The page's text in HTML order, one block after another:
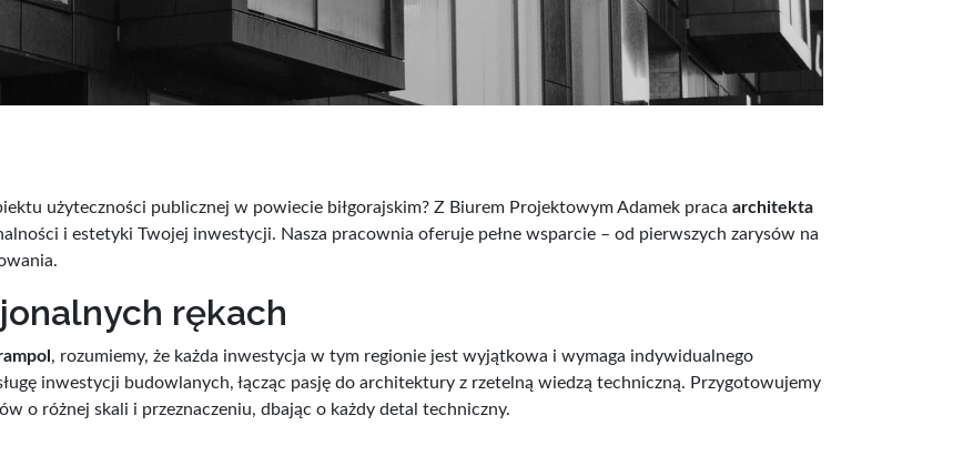
użyteczności publicznej w powiecie biłgorajskim? Z Biurem Projektowym Adamek praca architekta
i estetyki Twojej inwestycji. Nasza pracownia oferuje pełne wsparcie – od pierwszych zarysów na
rękach
, rozumiemy, że każda inwestycja w tym regionie jest wyjątkowa i wymaga indywidualnego
inwestycji budowlanych, łącząc pasję do architektury z rzetelną wiedzą techniczną. Przygotowujemy
o różnej skali i przeznaczeniu, dbając o każdy detal techniczny.